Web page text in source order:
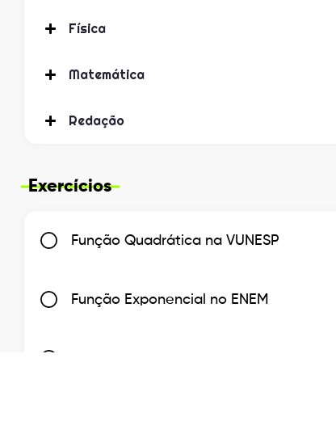
Física
Matemática
Redação
Exercícios
Função Quadrática na VUNESP
Função Exponencial no ENEM